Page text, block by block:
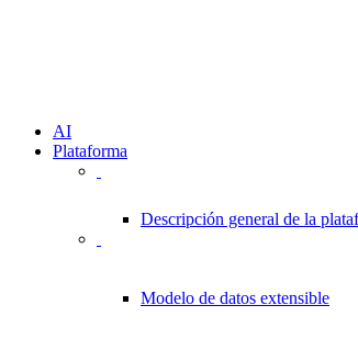
AI
Plataforma
Descripción general de la
Modelo de datos extensible